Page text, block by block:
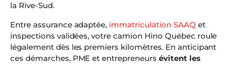
la Rive-Sud.
Entre assurance adaptée, immatriculation SAAQ et
inspections validées, votre camion Hino Québec roule
légalement dès les premiers kilomètres. En anticipant
ces démarches, PME et entrepreneurs évitent les